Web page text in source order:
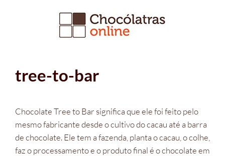
tree-to-bar
Chocolate Tree to Bar significa que ele foi feito pelo
mesmo fabricante desde o cultivo do cacau até a barra
de chocolate. Ele tem a fazenda, planta o cacau, o colhe,
faz o processamento e o produto final é o chocolate em